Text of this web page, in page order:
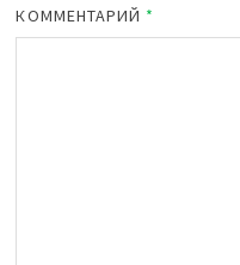
КОММЕНТАРИЙ *